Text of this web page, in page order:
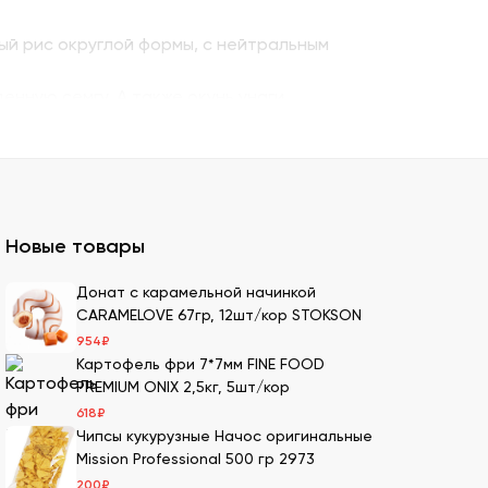
рис округлой формы, с нейтральным
семгу. А также окунь унаги,
– для последнего штриха к оформлению.
оптовой партией в нашей компании.
20-летний опыт в этой сфере, поэтому
Новые товары
Донат с карамельной начинкой
CARAMELOVE 67гр, 12шт/кор STOKSON
954₽
Картофель фри 7*7мм FINE FOOD
PREMIUM ONIX 2,5кг, 5шт/кор
618₽
Чипсы кукурузные Начос оригинальные
Mission Professional 500 гр 2973